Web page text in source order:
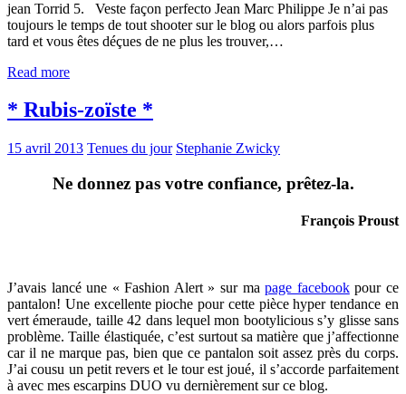
jean Torrid 5. Veste façon perfecto Jean Marc Philippe Je n’ai pas
toujours le temps de tout shooter sur le blog ou alors parfois plus
tard et vous êtes déçues de ne plus les trouver,…
Read more
* Rubis-zoïste *
15 avril 2013 Tenues du jour Stephanie Zwicky
Ne donnez pas votre confiance, prêtez-la.
François Proust
J’avais lancé une « Fashion Alert » sur mapage facebookpour ce
pantalon! Une excellente pioche pour cette pièce hyper tendance en
vert émeraude, taille 42 dans lequel mon bootylicious s’y glisse sans
problème. Taille élastiquée, c’est surtout sa matière que j’affectionne
car il ne marque pas, bien que ce pantalon soit assez près du corps.
J’ai cousu un petit revers et le tour est joué, il s’accorde parfaitement
à avec mes escarpins DUO vu dernièrement sur ce blog.